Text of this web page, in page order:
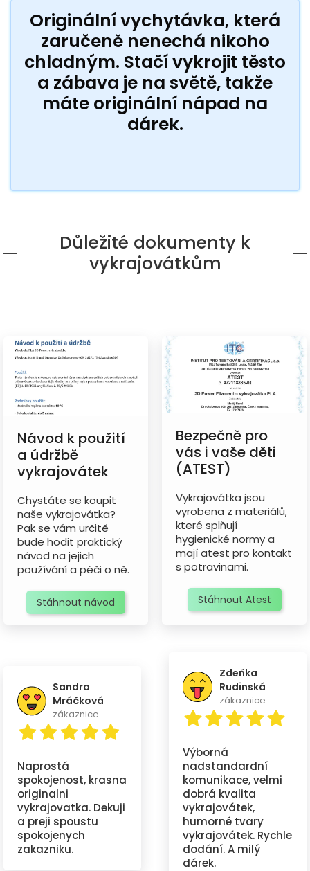
Originální vychytávka, která
zaručeně nenechá nikoho
chladným. Stačí vykrojit těsto
a zábava je na světě, takže
máte originální nápad na
dárek.
Důležité dokumenty k
vykrajovátkům
Návod k použití
a údržbě
vykrajovátek
Chystáte se koupit
naše vykrajovátka?
Pak se vám určitě
bude hodit praktický
návod na jejich
používání a péči o ně.
Stáhnout návod
Bezpečně pro
vás i vaše děti
(ATEST)
Vykrajovátka jsou
vyrobena z materiálů,
které splňují
hygienické normy a
mají atest pro kontakt
s potravinami.
Stáhnout Atest
Sandra
Mráčková
zákaznice
Naprostá
spokojenost, krasna
originalni
vykrajovatka. Dekuji
a preji spoustu
spokojenych
zakazniku.
Zdeňka
Rudinská
zákaznice
Výborná
nadstandardní
komunikace, velmi
dobrá kvalita
vykrajovátek,
humorné tvary
vykrajovátek. Rychle
dodání. A milý
dárek.